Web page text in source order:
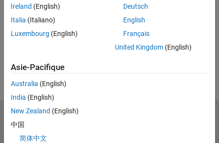
View full series (4 Videos)
View more related videos
Ireland (English)
Italia (Italiano)
Luxembourg (English)
Deutsch
English
Français
United Kingdom(English)
Asie-Pacifique
Australia (English)
India (English)
New Zealand (English)
中国
简体中文
Accelerating the pace of engineering and science